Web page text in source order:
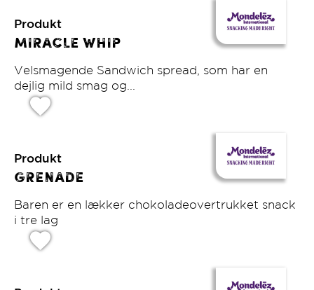
Produkt
Miracle Whip
Velsmagende Sandwich spread, som har en
dejlig mild smag og...
Produkt
Grenade
Baren er en lækker chokoladeovertrukket snack
i tre lag